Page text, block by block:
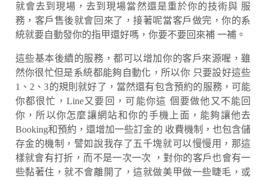
就會去到現場，去到現場當然還是重於你的技術與 服
務，客戶售後就會回來了，接著呢當客戶做完，你的系
統就要自動發你的指甲還好嗎，你要不要回來補 一補。
這些基本後續的服務，都可以增加你的客戶來源喔，雖
然你很忙但是系統都能夠自動化，所以你 只要設好這些
1、2、3的規則就好了，當然還有包含預約的服務，可能
你都很忙，Line又要回，可能你這 個要做他又不能回
你，所以你怎麼讓網站和你的手機上面，能夠讓他去
Booking和預約，還增加一些訂金的 收費機制，也包含儲
存金的機制，譬如說我存了五千塊就可以慢慢用，那這
樣就會有打折，而不是一次一次 ，對你的客戶也會有一
些黏著住，就不會離開了，這就做美甲做一些睫毛，或